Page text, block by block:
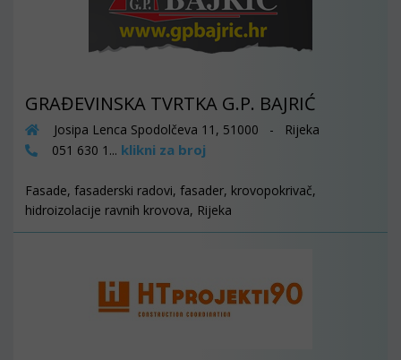
GRAĐEVINSKA TVRTKA G.P. BAJRIĆ
Josipa Lenca Spodolčeva 11, 51000 - Rijeka
051 630 1... klikni za broj
Fasade, fasaderski radovi, fasader, krovopokrivač,
hidroizolacije ravnih krovova, Rijeka